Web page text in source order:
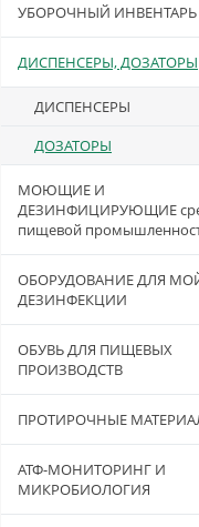
УБОРОЧНЫЙ ИНВЕНТАРЬ
ДИСПЕНСЕРЫ, ДОЗАТОРЫ
ДИСПЕНСЕРЫ
ДОЗАТОРЫ
МОЮЩИЕ И
ДЕЗИНФИЦИРУЮЩИЕ
пищевой
ОБОРУДОВАНИЕ ДЛЯ
ДЕЗИНФЕКЦИИ
ОБУВЬ ДЛЯ ПИЩЕВЫХ
ПРОИЗВОДСТВ
ПРОТИРОЧНЫЕ
АТФ-МОНИТОРИНГ И
МИКРОБИОЛОГИЯ